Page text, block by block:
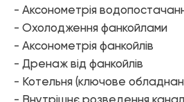
- Аксонометрія
- Охолодження фанкойлами
- Аксонометрія фанкойлів
- Дренаж від фанкойлів
- Котельня (ключове